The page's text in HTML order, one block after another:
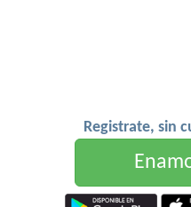
Registrate, sin